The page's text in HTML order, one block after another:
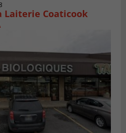
Laiterie Coaticook